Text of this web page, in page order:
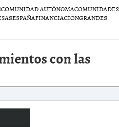
las pymes que venden online
Empresarial
trasladar empleados sin
COMUNIDAD AUTÓNOMACOMUNIDADES
ESPAÑAFINANCIACIONGRANDES
con las